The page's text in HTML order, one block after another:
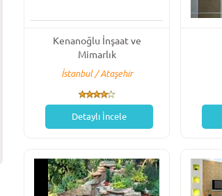
Kenanoğlu İnşaat ve
Mimarlık
İstanbul / Ataşehir
Detaylı İncele